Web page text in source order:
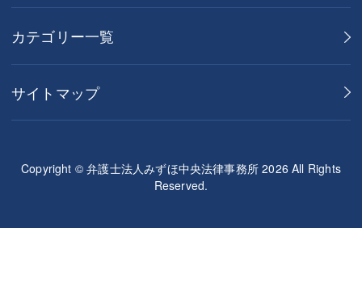
カテゴリー一覧
サイトマップ
Copyright © 弁護士法人みずほ中央法律事務所 2026 All Rights
Reserved.